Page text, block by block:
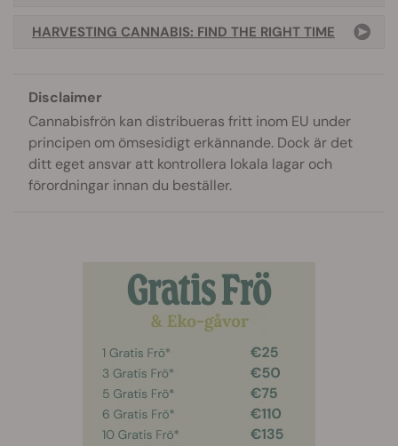
HARVESTING CANNABIS: FIND THE RIGHT TIME
Disclaimer
Cannabisfrön kan distribueras fritt inom EU under
principen om ömsesidigt erkännande. Dock är det
ditt eget ansvar att kontrollera lokala lagar och
förordningar innan du beställer.